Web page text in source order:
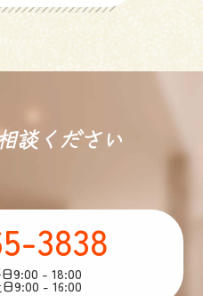
談ください
3838
9:00 - 18:00
9:00 - 16:00